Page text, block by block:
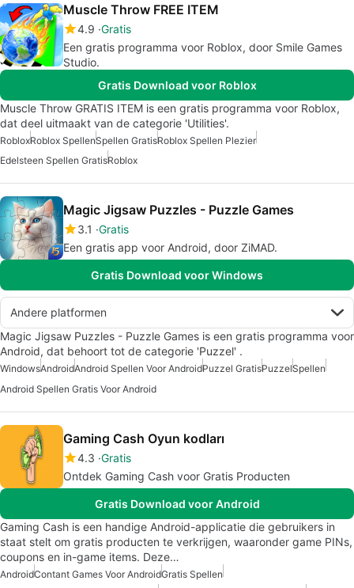
Muscle Throw FREE ITEM
4.9 Gratis
Een gratis programma voor Roblox, door Smile Games
Studio.
Gratis Download voor Roblox
Muscle Throw GRATIS ITEM is een gratis programma voor Roblox,
dat deel uitmaakt van de categorie 'Utilities'.
RobloxRoblox SpellenSpellen GratisRoblox Spellen Plezier
Edelsteen Spellen GratisRoblox
Magic Jigsaw Puzzles - Puzzle Games
3.1 Gratis
Een gratis app voor Android, door ZiMAD.
Gratis Download voor Windows
Andere platformen
Magic Jigsaw Puzzles - Puzzle Games is een gratis programma voor
Android, dat behoort tot de categorie 'Puzzel' .
WindowsAndroidAndroid Spellen Voor AndroidPuzzel GratisPuzzelSpellen
Android Spellen Gratis Voor Android
Gaming Cash Oyun kodları
4.3 Gratis
Ontdek Gaming Cash voor Gratis Producten
Gratis Download voor Android
Gaming Cash is een handige Android-applicatie die gebruikers in
staat stelt om gratis producten te verkrijgen, waaronder game PINs,
coupons en in-game items. Deze…
AndroidContant Games Voor AndroidGratis Spellen